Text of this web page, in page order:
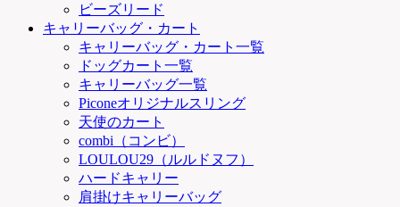
ビーズリード
キャリーバッグ・カート
キャリーバッグ・カート一覧
ドッグカート一覧
キャリーバッグ一覧
Piconeオリジナルスリング
天使のカート
combi（コンビ）
LOULOU29（ルルドヌフ）
ハードキャリー
肩掛けキャリーバッグ